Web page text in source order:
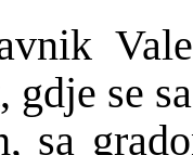
se
sa